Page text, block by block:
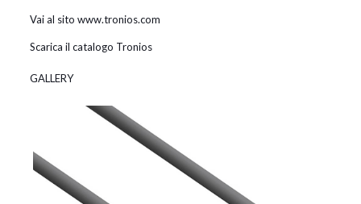
Vai al sito www.tronios.com
Scarica il catalogo Tronios
GALLERY